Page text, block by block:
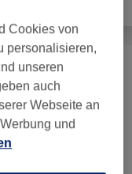
) ab 25 €
Cookies von
personalisieren,
unseren
auch
Webseite an
und